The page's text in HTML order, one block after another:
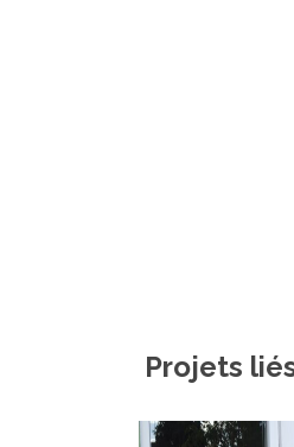
Projets